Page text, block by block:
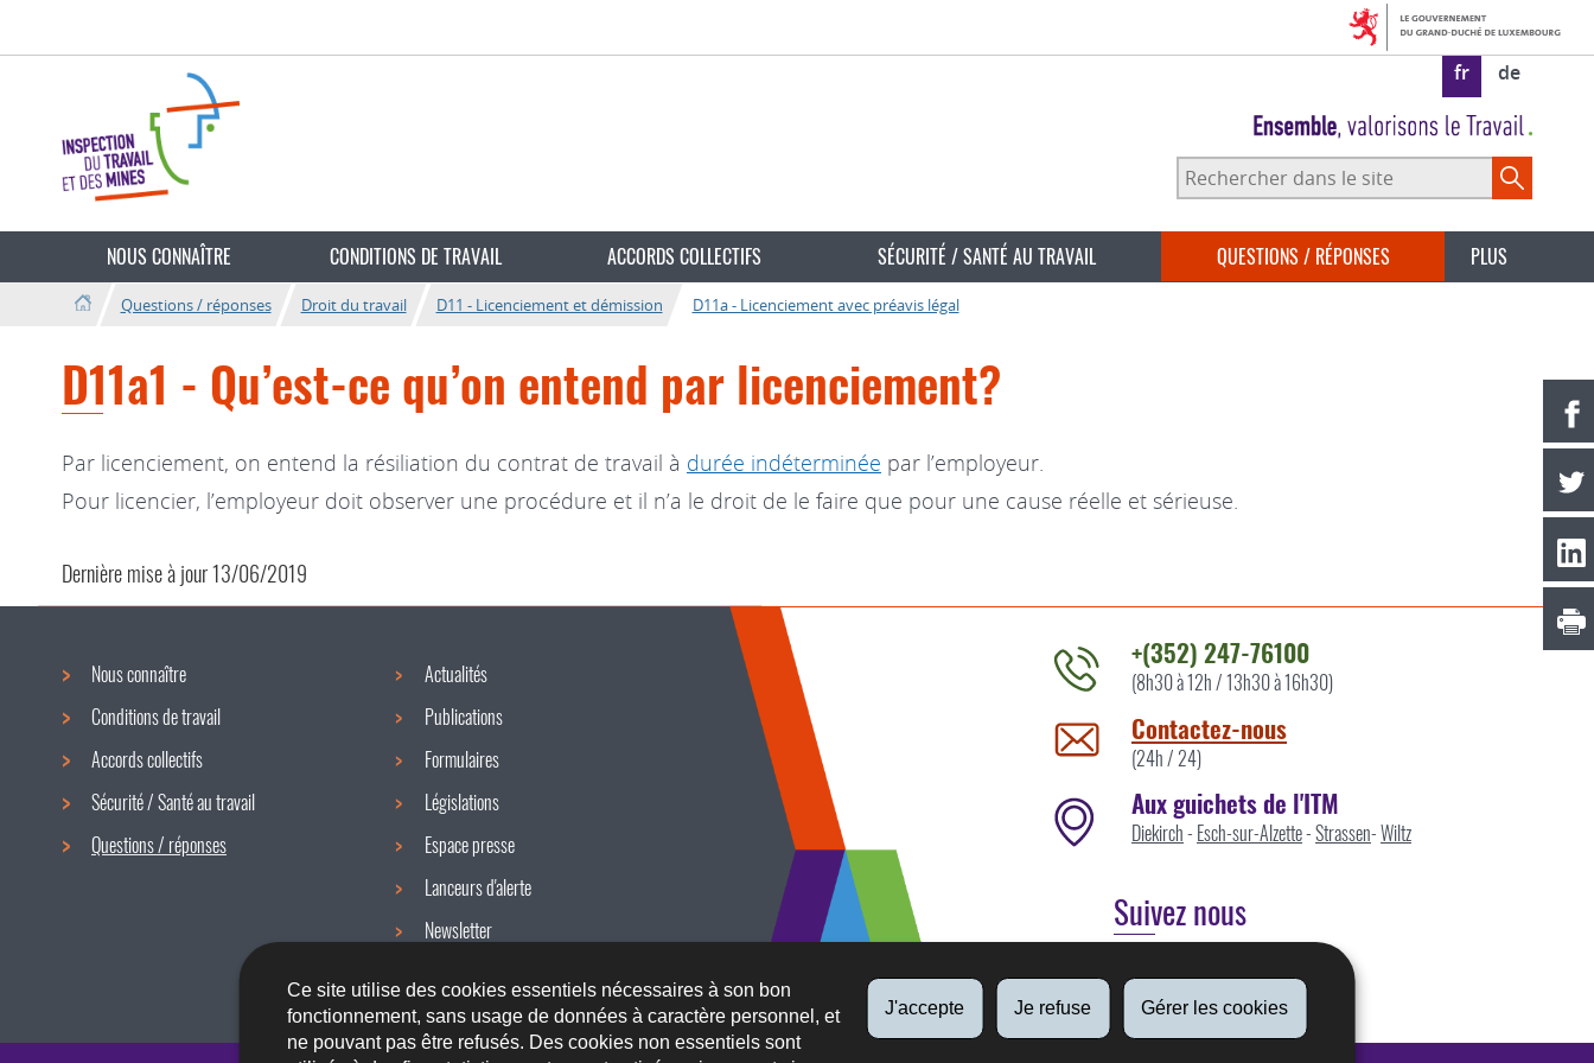
Ce site utilise des cookies essentiels nécessaires à son bon
fonctionnement, sans usage de données à caractère personnel, et
ne pouvant pas être refusés. Des cookies non essentiels sont
J'accepte Je refuse Gérer les cookies
langue
fr de
Rechercher
dans
NOUS CONNAÎTRE CONDITIONS DE TRAVAIL ACCORDS COLLECTIFS SÉCURITÉ / SANTÉ AU TRAVAIL QUESTIONS / RÉPONSES PLUS
Questions / réponses Droit du travail D11 - Licenciement et démission D11a - Licenciement avec préavis légal
D11a1 - Qu’est-ce qu’on entend par licenciement?
Par licenciement, on entend la résiliation du contrat de travail à durée indéterminée par l’employeur.
Pour licencier, l’employeur doit observer une procédure et il n’a le droit de le faire que pour une cause réelle et sérieuse.
Dernière mise à jour13/06/2019
Menu
de
navigation
Nous connaître
Conditions de travail
Accords collectifs
Sécurité / Santé au travail
Questions / réponses
Actualités
Publications
Formulaires
Législations
Espace presse
Lanceurs d'alerte
Newsletter
Contacter
l'ITM
par
+(352) 247-76100
(8h30 à 12h / 13h30 à 16h30)
Contactez-nous
(24h / 24)
Aux guichets de l'ITM
Diekirch- Esch-sur-Alzette-Strassen-Wiltz
Suivez nous
Linkedin